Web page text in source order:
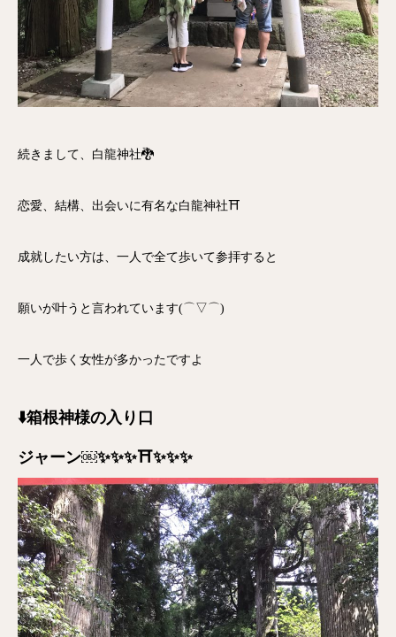
続きまして、白龍神社🐉
恋愛、結構、出会いに有名な白龍神社⛩
成就したい方は、一人で全て歩いて参拝すると
願いが叶うと言われています(⌒▽⌒)
一人で歩く女性が多かったですよ
⬇️箱根神様の入り口
ジャーン￼✨✨✨⛩✨✨✨